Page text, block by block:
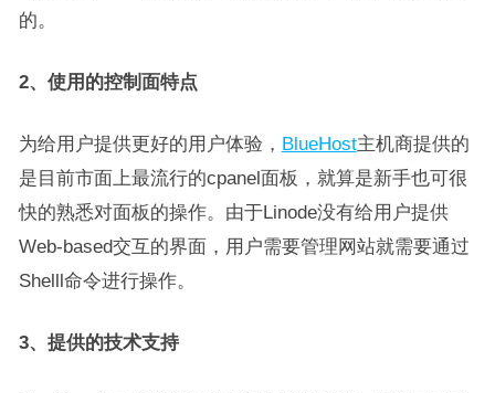
的。
2、使用的控制面特点
为给用户提供更好的用户体验， BlueHost主机商提供的
是目前市面上最流行的cpanel面板，就算是新手也可很
快的熟悉对面板的操作。由于Linode没有给用户提供
Web-based交互的界面，用户需要管理网站就需要通过
Shelll命令进行操作。
3、提供的技术支持